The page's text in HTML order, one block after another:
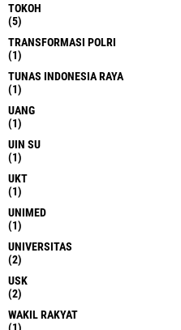
TOKOH
(5)
TRANSFORMASI POLRI
(1)
TUNAS INDONESIA RAYA
(1)
UANG
(1)
UIN SU
(1)
UKT
(1)
UNIMED
(1)
UNIVERSITAS
(2)
USK
(2)
WAKIL RAKYAT